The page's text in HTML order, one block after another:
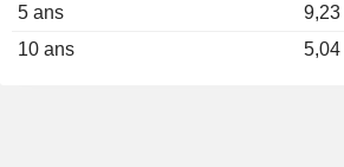
5 ans
9,23
10 ans
5,04